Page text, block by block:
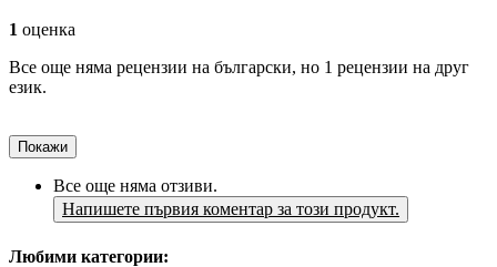
1 оценка
Все още няма рецензии на български, но 1 рецензии на друг
език.
Покажи
Все още няма отзиви.
Напишете първия коментар за този продукт.
Любими категории: